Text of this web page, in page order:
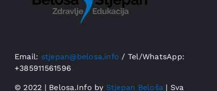
Email: stjepan@belosa.info / Tel/WhatsApp:
+385911561596
© 2022 | Belosa.Info by Stjepan Beloša | Sva